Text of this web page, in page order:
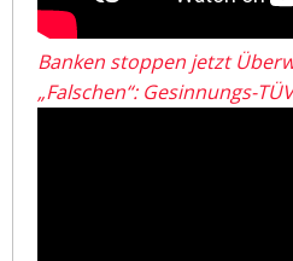
Banken stoppen jetzt
„Falschen“: Gesinnungs-